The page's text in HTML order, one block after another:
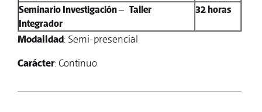
Seminario Investigación – Taller
Integrador
32 horas
Modalidad: Semi-presencial
Carácter: Continuo